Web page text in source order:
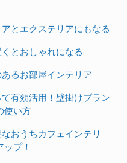
とエクステリアにもなる
とおしゃれになる
るお部屋インテリア
有効活用！壁掛けプラン
使い方
おうちカフェインテリ
プ！